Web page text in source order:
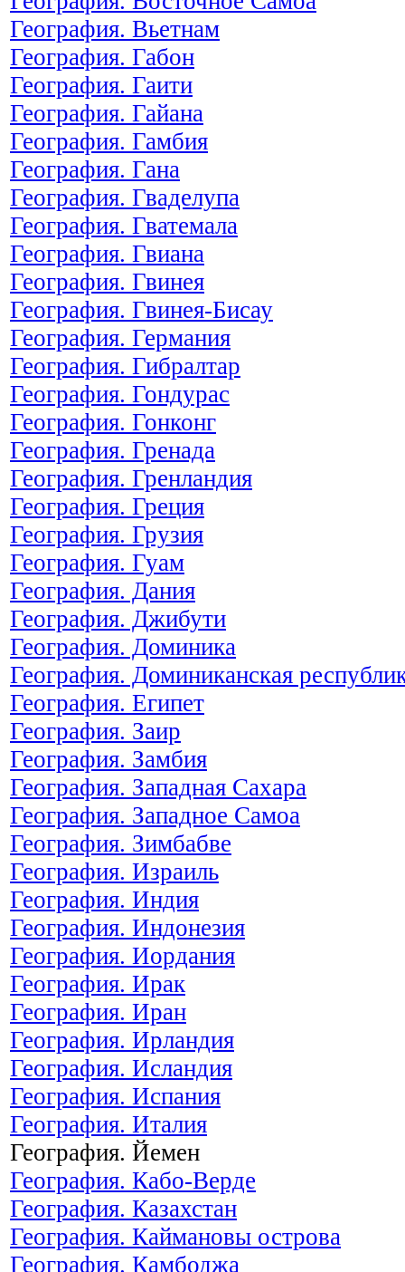
География. Вьетнам
География. Габон
География. Гаити
География. Гайана
География. Гамбия
География. Гана
География. Гваделупа
География. Гватемала
География. Гвиана
География. Гвинея
География. Гвинея-Бисау
География. Германия
География. Гибралтар
География. Гондурас
География. Гонконг
География. Гренада
География. Гренландия
География. Греция
География. Грузия
География. Гуам
География. Дания
География. Джибути
География. Доминика
География. Доминиканская
География. Египет
География. Заир
География. Замбия
География. Западная Сахара
География. Западное Самоа
География. Зимбабве
География. Израиль
География. Индия
География. Индонезия
География. Иордания
География. Ирак
География. Иран
География. Ирландия
География. Исландия
География. Испания
География. Италия
География. Йемен
География. Кабо-Верде
География. Казахстан
География. Каймановы острова
География. Камбоджа